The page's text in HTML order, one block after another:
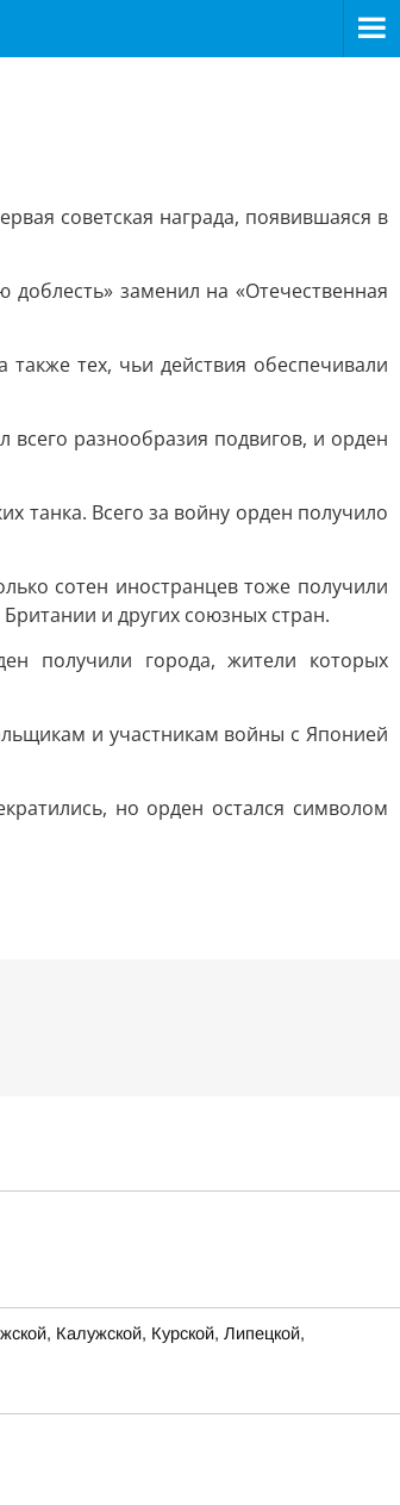
советская награда, появившаяся в
заменил на «Отечественная
тех, чьи действия обеспечивали
разнообразия подвигов, и орден
танка. Всего за войну орден получило
сотен иностранцев тоже получили
и других союзных стран.
получили города, жители которых
и участникам войны с Японией
но орден остался символом
Калужской, Курской, Липецкой,